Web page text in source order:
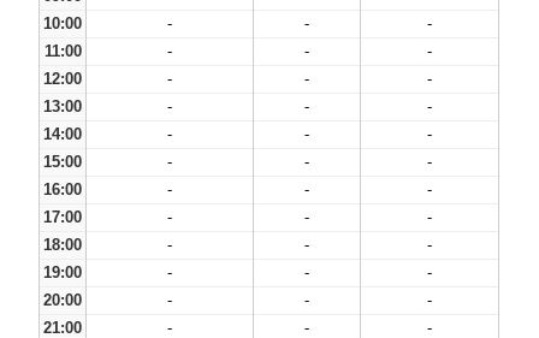
10:00
- -
-
11:00
- -
-
12:00
- -
-
13:00
- -
-
14:00
- -
-
15:00
- -
-
16:00
- -
-
17:00
- -
-
18:00
- -
-
19:00
- -
-
20:00
- -
-
21:00
- -
-